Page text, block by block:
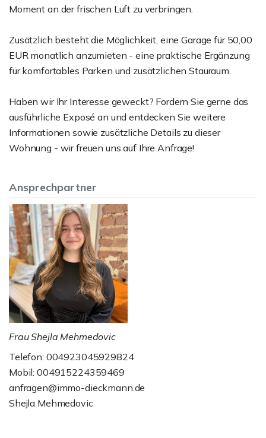
Moment an der frischen Luft zu verbringen.
Zusätzlich besteht die Möglichkeit, eine Garage für 50,00
EUR monatlich anzumieten - eine praktische Ergänzung
für komfortables Parken und zusätzlichen Stauraum.
Haben wir Ihr Interesse geweckt? Fordern Sie gerne das
ausführliche Exposé an und entdecken Sie weitere
Informationen sowie zusätzliche Details zu dieser
Wohnung - wir freuen uns auf Ihre Anfrage!
Ansprechpartner
Frau Shejla Mehmedovic
Telefon: 004923045929824
Mobil: 004915224359469
anfragen@immo-dieckmann.de
Shejla Mehmedovic